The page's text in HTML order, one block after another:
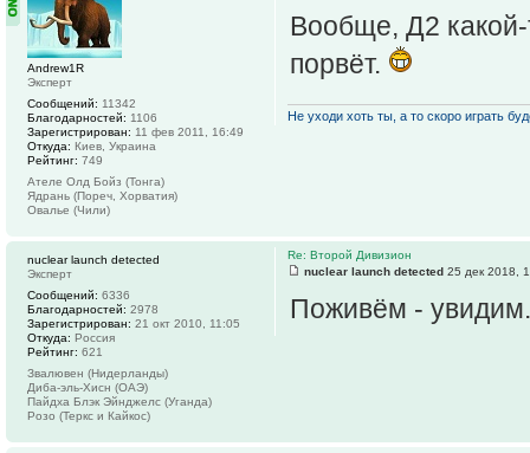
Вообще, Д2
порвёт.
Не уходи хоть ты, а то скоро играть
Andrew1R
Эксперт
Сообщений: 11342
Благодарностей: 1106
Зарегистрирован: 11 фев 2011, 16:49
Откуда: Киев, Украина
Рейтинг: 749
Ателе Олд Бойз (Тонга)
Ядрань (Пореч, Хорватия)
Овалье (Чили)
Re: Второй Дивизион
nuclear launch detected 25 дек 2018,
Поживём - увидим.
nuclear launch detected
Эксперт
Сообщений: 6336
Благодарностей: 2978
Зарегистрирован: 21 окт 2010, 11:05
Откуда: Россия
Рейтинг: 621
Звалювен (Нидерланды)
Диба-эль-Хисн (ОАЭ)
Пайдха Блэк Эйнджелс (Уганда)
Розо (Теркс и Кайкос)